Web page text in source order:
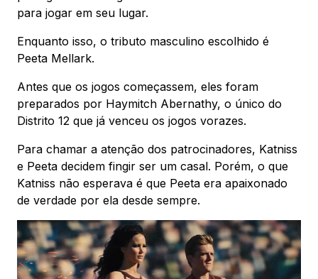
para jogar em seu lugar.
Enquanto isso, o tributo masculino escolhido é
Peeta Mellark.
Antes que os jogos começassem, eles foram
preparados por Haymitch Abernathy, o único do
Distrito 12 que já venceu os jogos vorazes.
Para chamar a atenção dos patrocinadores, Katniss
e Peeta decidem fingir ser um casal. Porém, o que
Katniss não esperava é que Peeta era apaixonado
de verdade por ela desde sempre.